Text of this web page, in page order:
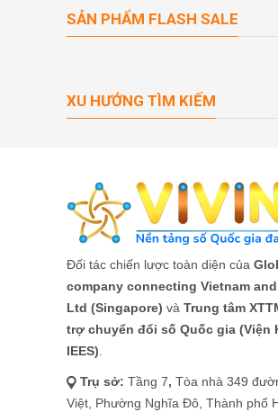
SẢN PHẨM FLASH SALE
XU HƯỚNG TÌM KIẾM
Đối tác chiến lược toàn diện của
company connecting Vietnam
Ltd (Singapore) và Trung tâm
trợ chuyển đổi số Quốc gia (Viện
IEES)
Trụ sở: Tầng 7, Tòa nhà 349
Việt, Phường Nghĩa Đô, Thành phố